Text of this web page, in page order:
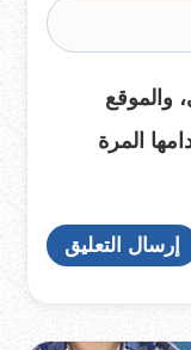
والموقع
المرة